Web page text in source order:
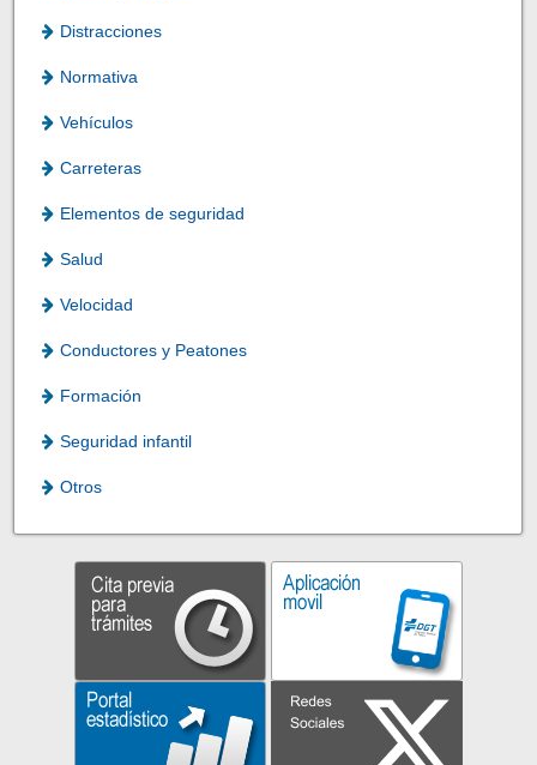
Distracciones
Normativa
Vehículos
Carreteras
Elementos de seguridad
Salud
Velocidad
Conductores y Peatones
Formación
Seguridad infantil
Otros